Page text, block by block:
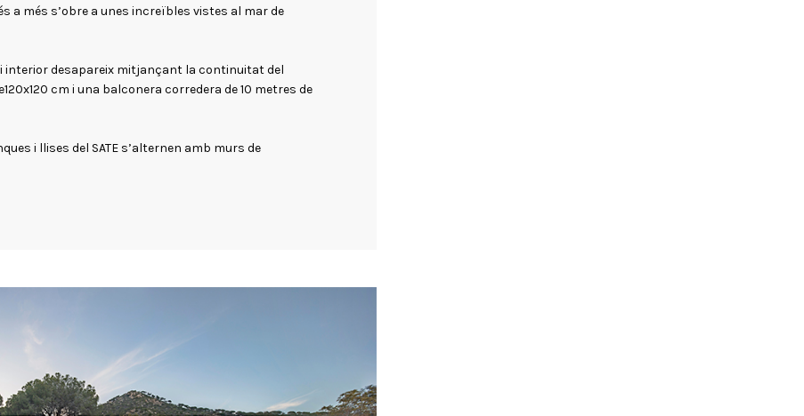
a més s’obre a unes increïbles vistes al mar de
interior desapareix mitjançant la continuitat del
cm i una balconera corredera de 10 metres de
i llises del SATE s’alternen amb murs de